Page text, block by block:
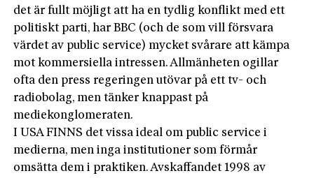
det är fullt möjligt att ha en tydlig konflikt med ett
politiskt parti, har BBC (och de som vill försvara
värdet av public service) mycket svårare att kämpa
mot kommersiella intressen. Allmänheten ogillar
ofta den press regeringen utövar på ett tv- och
radiobolag, men tänker knappast på
mediekonglomeraten.
I USA FINNS det vissa ideal om public service i
medierna, men inga institutioner som förmår
omsätta dem i praktiken. Avskaffandet 1998 av